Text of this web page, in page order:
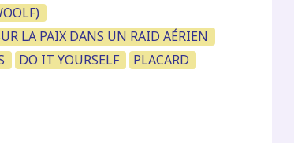
LA PAIX DANS UN RAID AÉRIEN
DO IT YOURSELF
PLACARD